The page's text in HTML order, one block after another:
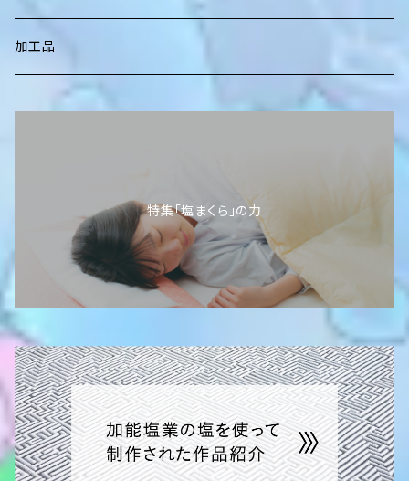
能登の塩
のと珠洲塩
能登の結晶塩
能登の中島菜
塩ひとふり 230ｇ
食卓塩 300ｇ
減塩タイプ 200ｇ
にがり食塩 800ｇ
赤穂あらなみ塩 750ｇ
本にがり仕立て 五島灘の塩 750ｇ
つけもの塩 2ｋｇ
加工品
特集「塩まくら」の力